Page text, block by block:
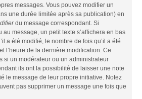
messages. Vous pouvez modifier un
une durée limitée après sa publication) en
du message correspondant. Si
au message, un petit texte s’affichera en bas
a été modifié, le nombre de fois qu’il a été
l’heure de la dernière modification. Ce
si un modérateur ou un administrateur
ils ont la possibilité de laisser une note
le message de leur propre initiative. Notez
pas supprimer un message une fois que